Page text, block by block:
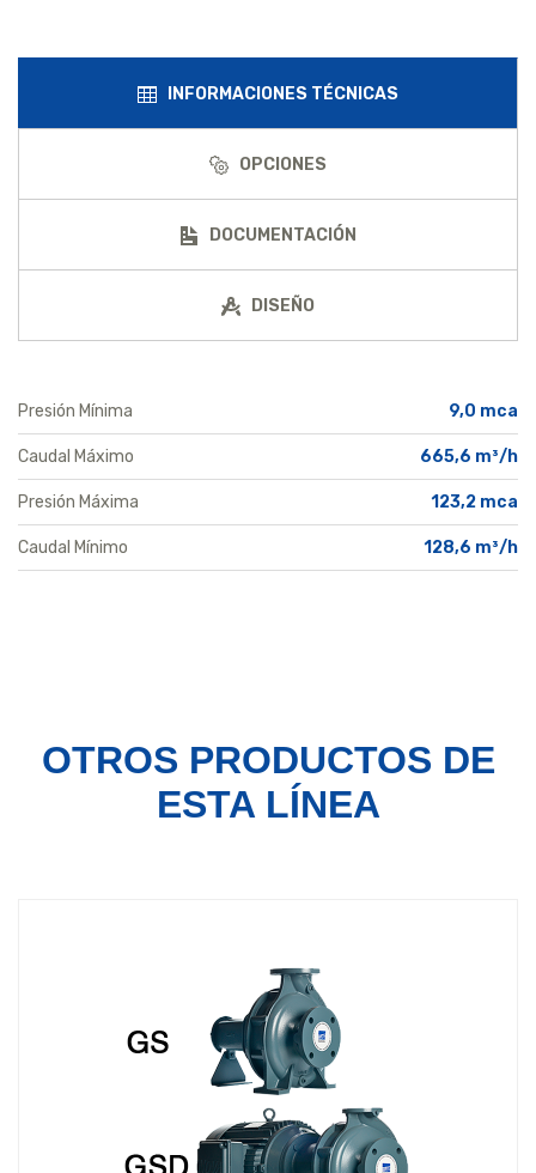
INFORMACIONES TÉCNICAS
OPCIONES
DOCUMENTACIÓN
DISEÑO
Presión Mínima 9,0 mca
Caudal Máximo 665,6 m³/h
Presión Máxima 123,2 mca
Caudal Mínimo 128,6 m³/h
OTROS PRODUCTOS DE
ESTA LÍNEA